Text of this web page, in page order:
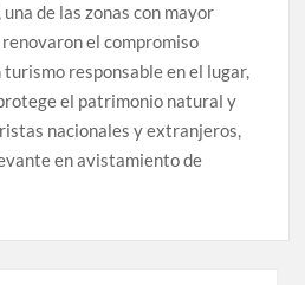
de las zonas con mayor
el compromiso
responsable en el lugar,
el patrimonio natural y
nacionales y extranjeros,
en avistamiento de